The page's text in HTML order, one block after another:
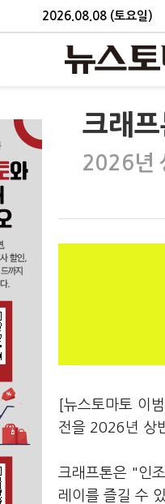
2026.08.08 (토요일)
크래
2026년
[뉴스토마토 이
전을 2026년 상
크래프톤은 "인
레이를 즐길 수